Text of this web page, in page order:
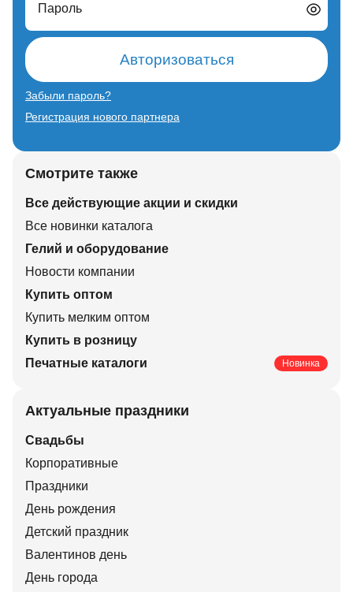
Пароль
Авторизоваться
Забыли пароль?
Регистрация нового партнера
Смотрите также
Все действующие акции и скидки
Все новинки каталога
Гелий и оборудование
Новости компании
Купить оптом
Купить мелким оптом
Купить в розницу
Печатные каталоги
Новинка
Актуальные праздники
Свадьбы
Корпоративные
Праздники
День рождения
Детский праздник
Валентинов день
День города